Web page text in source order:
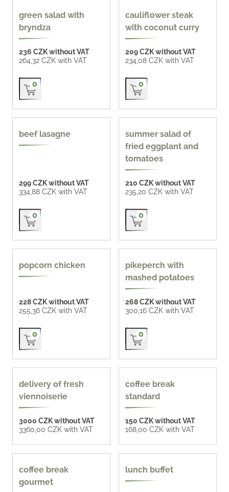
green salad with
bryndza
236 CZK without VAT
264,32 CZK with VAT
Přidat do košíku
0
cauliflower steak
with coconut curry
209 CZK without VAT
234,08 CZK with VAT
Přidat do košíku
0
beef lasagne
299 CZK without VAT
334,88 CZK with VAT
Přidat do košíku
0
summer salad of
fried eggplant and
tomatoes
210 CZK without VAT
235,20 CZK with VAT
Přidat do košíku
0
popcorn chicken
228 CZK without VAT
255,36 CZK with VAT
Přidat do košíku
0
pikeperch with
mashed potatoes
268 CZK without VAT
300,16 CZK with VAT
Přidat do košíku
0
tailor made offer
delivery of fresh
viennoiserie
3000 CZK without VAT
3360,00 CZK with VAT
coffee break
standard
150 CZK without VAT
168,00 CZK with VAT
coffee break
gourmet
lunch buffet